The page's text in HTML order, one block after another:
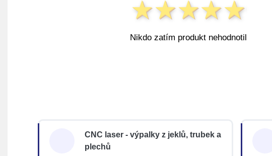
Nikdo zatím produkt nehodnotil
CNC laser - výpalky z jeklů, trubek a
plechů